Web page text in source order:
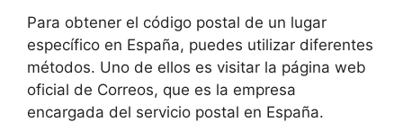
Para obtener el código postal de un lugar
específico en España, puedes utilizar diferentes
métodos. Uno de ellos es visitar la página web
oficial de Correos, que es la empresa
encargada del servicio postal en España.